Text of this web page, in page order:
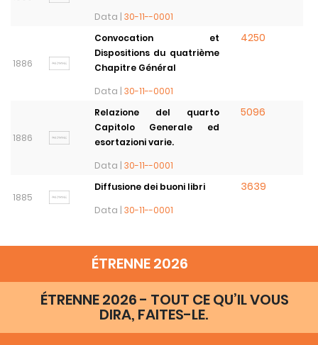
Data | 30-11--0001
1886
Convocation et
Dispositions du quatrième
Chapitre Général
Data | 30-11--0001
4250
1886
Relazione del quarto
Capitolo Generale ed
esortazioni varie.
Data | 30-11--0001
5096
1885
Diffusione dei buoni libri
Data | 30-11--0001
3639
ÉTRENNE 2026
ÉTRENNE 2026 - TOUT CE QU’IL VOUS
DIRA, FAITES-LE.